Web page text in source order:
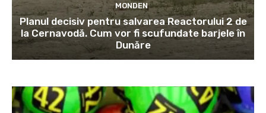
MONDEN
Planul decisiv pentru salvarea Reactorului 2 de
la Cernavodă. Cum vor fi scufundate barjele în
Dunăre